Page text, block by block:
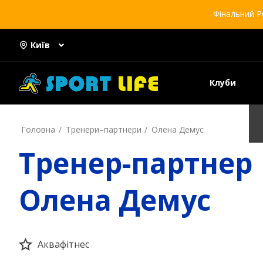
Фінальний
Київ
Клуби
Головна Тренери–партнери Олена Демус
Тренер-партнер
Олена Демус
Аквафітнес